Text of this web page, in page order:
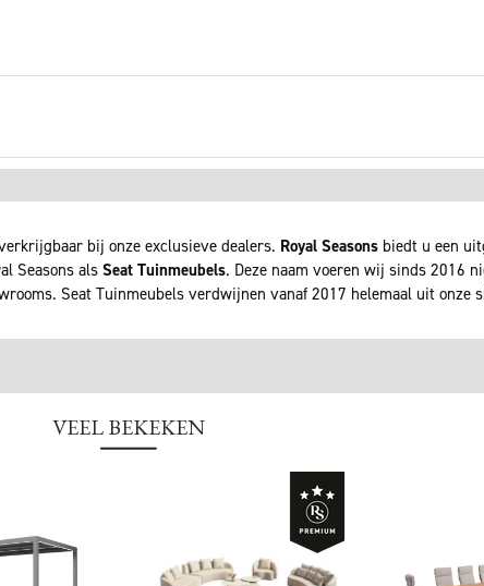
bij onze exclusieve dealers. Royal Seasons biedt u een
Seasons als Seat Tuinmeubels. Deze naam voeren wij sinds 2016
Seat Tuinmeubels verdwijnen vanaf 2017 helemaal uit onze
VEEL BEKEKEN